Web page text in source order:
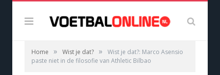
Home » Wist je dat? »
Wist je dat?: Marco Asensio
paste niet in de filosofie van Athletic Bilbao